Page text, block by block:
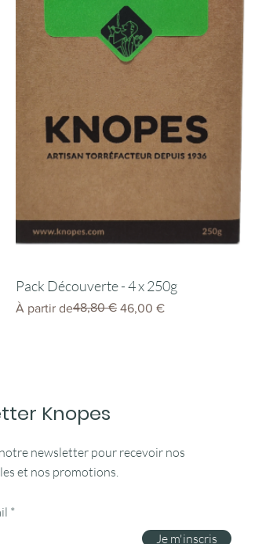
Pack Découverte - 4 x 250g
À partir de
Prix original48,80 € 46,00 €
Prix promotionnel
Knopes
newsletter pour recevoir nos
et nos promotions.
Je m'inscris